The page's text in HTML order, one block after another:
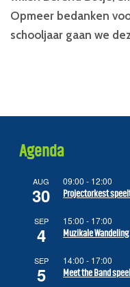
Opmeer bedanken
schooljaar gaan we
Agenda
AUG
30
09:00 - 12:00
Projectorkest
SEP
4
15:00 - 17:00
Muzikale
SEP
5
14:00 - 17:00
Meet the Band